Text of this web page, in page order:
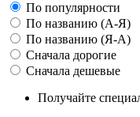
По популярности
По названию (А-Я)
По названию (Я-А)
Сначала дорогие
Сначала дешевые
Получайте